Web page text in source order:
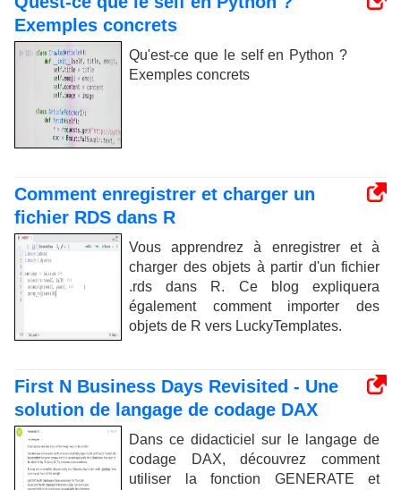
Exemples concrets
Qu'est-ce que le self en Python ?
Exemples concrets
Comment enregistrer et charger un
fichier RDS dans R
Vous apprendrez à enregistrer et à
charger des objets à partir d'un fichier
.rds dans R. Ce blog expliquera
également comment importer des
objets de R vers LuckyTemplates.
First N Business Days Revisited - Une
solution de langage de codage DAX
Dans ce didacticiel sur le langage de
codage DAX, découvrez comment
utiliser la fonction GENERATE et